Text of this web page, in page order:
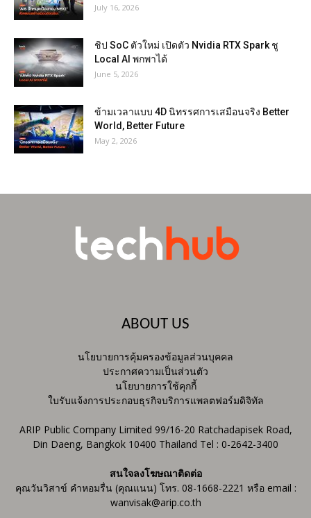
July 16, 2026
ชิป SoC ตัวใหม่ เปิดตัว Nvidia RTX Spark ชู
Local AI พกพาได้
June 5, 2026
ข้ามเวลาแบบ 4D นิทรรศการเสมือนจริง Better
World, Better Future
May 2, 2026
ABOUT US
นโยบายการคุ้มครองข้อมูลส่วนบุคคล
ประกาศความเป็นส่วนตัว
นโยบายการใช้คุกกี้
ใบรับแจ้งการประกอบธุรกิจบริการแพลตฟอร์มดิจิทัล
ARIP Public Company Limited 99/16-20 Ratchadapisek Road,
Din Daeng, Bangkok 10400 Thailand Tel : 0-2642-3400
สนใจลงโฆษณาติดต่อ
คุณวันวิสาข์ คำหอมรื่น (คุณแนน) โทร. 08-1668-2221 หรือ email :
wanvisak@arip.co.th